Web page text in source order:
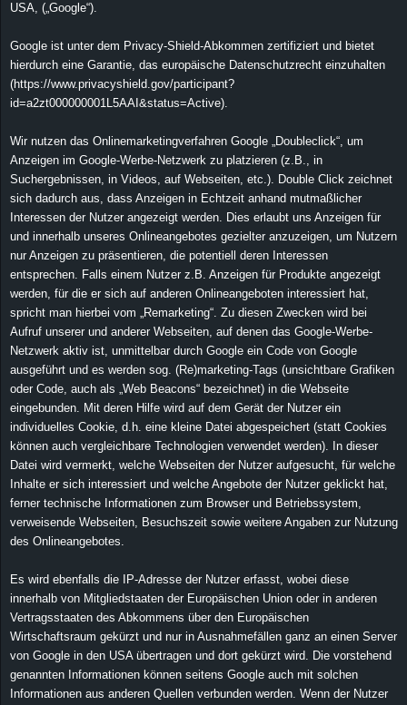
USA, („Google“).
Google ist unter dem Privacy-Shield-Abkommen zertifiziert und bietet
hierdurch eine Garantie, das europäische Datenschutzrecht einzuhalten
(https://www.privacyshield.gov/participant?
id=a2zt000000001L5AAI&status=Active).
Wir nutzen das Onlinemarketingverfahren Google „Doubleclick“, um
Anzeigen im Google-Werbe-Netzwerk zu platzieren (z.B., in
Suchergebnissen, in Videos, auf Webseiten, etc.). Double Click zeichnet
sich dadurch aus, dass Anzeigen in Echtzeit anhand mutmaßlicher
Interessen der Nutzer angezeigt werden. Dies erlaubt uns Anzeigen für
und innerhalb unseres Onlineangebotes gezielter anzuzeigen, um Nutzern
nur Anzeigen zu präsentieren, die potentiell deren Interessen
entsprechen. Falls einem Nutzer z.B. Anzeigen für Produkte angezeigt
werden, für die er sich auf anderen Onlineangeboten interessiert hat,
spricht man hierbei vom „Remarketing“. Zu diesen Zwecken wird bei
Aufruf unserer und anderer Webseiten, auf denen das Google-Werbe-
Netzwerk aktiv ist, unmittelbar durch Google ein Code von Google
ausgeführt und es werden sog. (Re)marketing-Tags (unsichtbare Grafiken
oder Code, auch als „Web Beacons“ bezeichnet) in die Webseite
eingebunden. Mit deren Hilfe wird auf dem Gerät der Nutzer ein
individuelles Cookie, d.h. eine kleine Datei abgespeichert (statt Cookies
können auch vergleichbare Technologien verwendet werden). In dieser
Datei wird vermerkt, welche Webseiten der Nutzer aufgesucht, für welche
Inhalte er sich interessiert und welche Angebote der Nutzer geklickt hat,
ferner technische Informationen zum Browser und Betriebssystem,
verweisende Webseiten, Besuchszeit sowie weitere Angaben zur Nutzung
des Onlineangebotes.
Es wird ebenfalls die IP-Adresse der Nutzer erfasst, wobei diese
innerhalb von Mitgliedstaaten der Europäischen Union oder in anderen
Vertragsstaaten des Abkommens über den Europäischen
Wirtschaftsraum gekürzt und nur in Ausnahmefällen ganz an einen Server
von Google in den USA übertragen und dort gekürzt wird. Die vorstehend
genannten Informationen können seitens Google auch mit solchen
Informationen aus anderen Quellen verbunden werden. Wenn der Nutzer